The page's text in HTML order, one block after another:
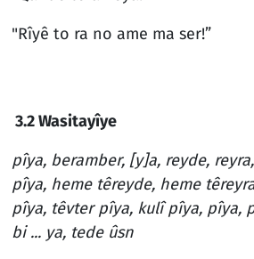
"Rîyê to ra no ame ma ser!”
3.2 Wasitayîye
pîya, beramber, [y]a, reyde,
pîya, heme têreyde, heme
pîya, têvter pîya, kulî pîya, pîya,
bi ... ya, tede ûsn